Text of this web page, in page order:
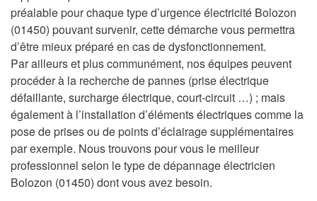
préalable pour chaque type d’urgence électricité Bolozon
(01450) pouvant survenir, cette démarche vous permettra
d’être mieux préparé en cas de dysfonctionnement.
Par ailleurs et plus communément, nos équipes peuvent
procéder à la recherche de pannes (prise électrique
défaillante, surcharge électrique, court-circuit …) ; mais
également à l’installation d’éléments électriques comme la
pose de prises ou de points d’éclairage supplémentaires
par exemple. Nous trouvons pour vous le meilleur
professionnel selon le type de dépannage électricien
Bolozon (01450) dont vous avez besoin.